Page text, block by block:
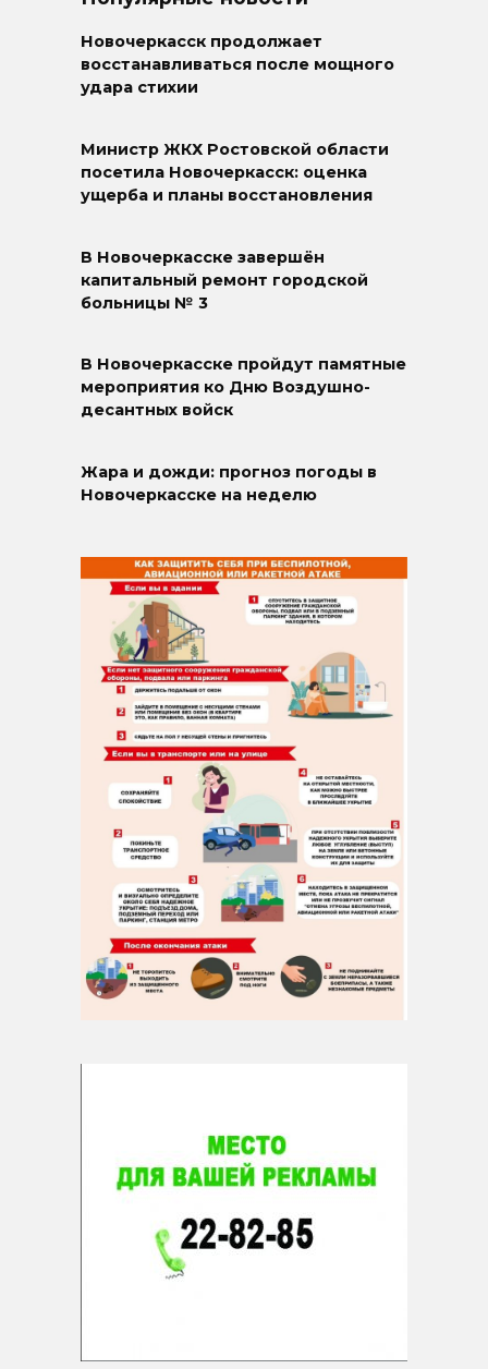
Новочеркасск продолжает
восстанавливаться после мощного
удара стихии
Министр ЖКХ Ростовской области
посетила Новочеркасск: оценка
ущерба и планы восстановления
В Новочеркасске завершён
капитальный ремонт городской
больницы № 3
В Новочеркасске пройдут памятные
мероприятия ко Дню Воздушно-
десантных войск
Жара и дожди: прогноз погоды в
Новочеркасске на неделю